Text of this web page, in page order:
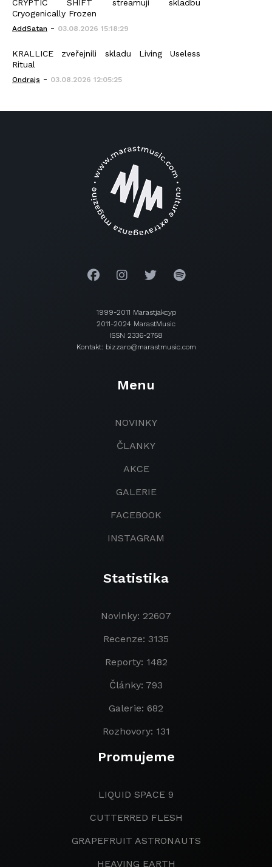
CRYPTIC SHIFT streamují skladbu
Cryogenically Frozen
AddSatan - 03.08.2026 15:18:29
KRALLICE zveřejnili skladu Living Useless
Ritual
Ondrajs - 03.08.2026 12:05:25
1999-2011 Marastjakcyp
2011-2024 MarastMusic
ISSN 2336-2758
Kontakt: bizzaro@marastmusic.com
Menu
NOVINKY
ČLANKY
AKCE
GALERIE
FACEBOOK
INSTAGRAM
Statistika
Novinky: 22607
Recenze: 3135
Reporty: 1482
Články: 793
Galerie: 682
Rozhovory: 131
Promujeme
LIQUID SPACE 9
CUTTERRED FLESH
GRAPEFRUIT ASTRONAUTS
HEAVING EARTH